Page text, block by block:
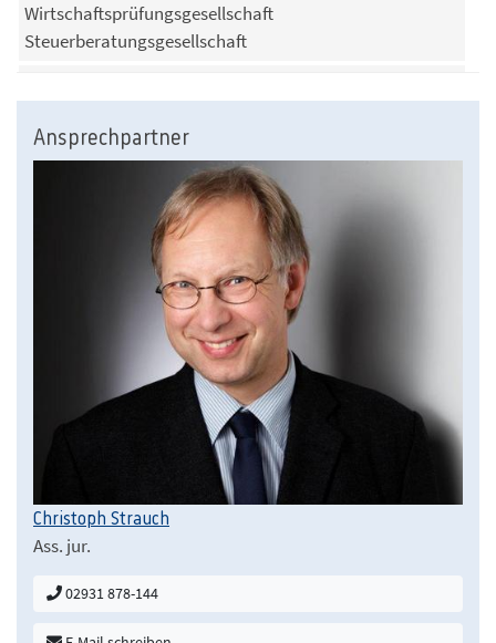
Wirtschaftsprüfungsgesellschaft
Steuerberatungsgesellschaft
Thissen, Bernd Oliver
Schröder, Tetampel & Ufer OHG
Vielhaber, Eberhard Eberhard Vielhaber GmbH & Co. KG
Zöllner & Zöllner Steuerberater, Wirtschaftsprüfer,
Registeraccountant
Ansprechpartner
Christoph Strauch
Ass. jur.
02931 878-144